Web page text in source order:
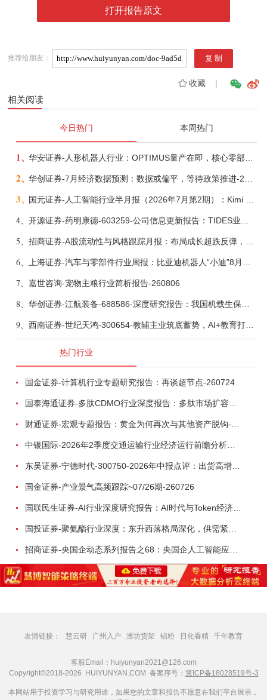
打开报告原文
推荐给朋友：
收藏|
相关阅读
今日热门 本周热门
1、
2、
3、
4、
5、
6、
7、 嘉世咨询-宠物主粮行业简析报告-260806
8、
9、 西南证券-世纪天鸿-300654-教辅主业筑底蓄势，AI+教育打开第二曲线-260729
热门行业
国金证券-计算机行业专题研究报告：再谈超节点-260724
中银国际-2026年2季度交通运输行业经济运行前瞻分析：地缘冲突致航运和航空景气度分化，交通基础设施板块总体呈现稳健特征-260724
东吴证券-宁德时代-300750-2026年中报点评：出货高增业绩稳健，回购彰显龙头信心-260726
国金证券-产业景气高频跟踪~07/26期-260726
国联民生证券-AI行业深度研究报告：AI时代与Token经济，从技术符号到数字石油-260801
友情链接： 慧云研 广州入户 潍坊货架 铝粉 日化香精 千年教育
客服Email：huiyunyan2021@126.com
Copyright©2018-2026 HUIYUNYAN.COM 备案序号： 冀ICP备18028519号-3
本网站用于投资学习与研究用途，如果您的文章和报告不愿意在我们平台展示，